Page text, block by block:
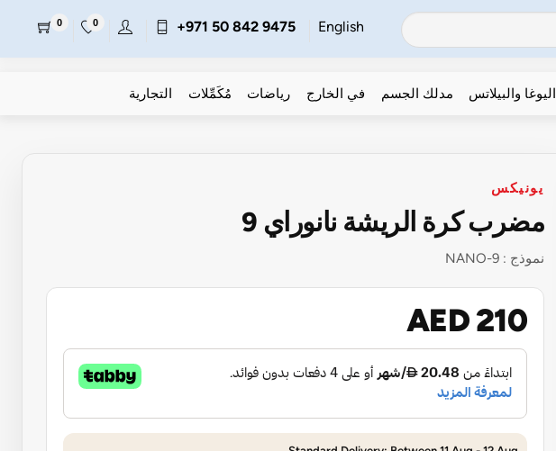
English
+971 50 842 9475
0
0
اليوغا والبيلاتس مدلك الجسم في الخارج رياضات مُكَمِّلات التجارية
يونيكس
مضرب كرة الريشة نانوراي 9
نموذج : NANO-9
AED 210